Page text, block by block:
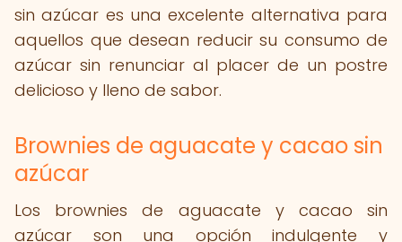
sin azúcar es una excelente alternativa para
aquellos que desean reducir su consumo de
azúcar sin renunciar al placer de un postre
delicioso y lleno de sabor.
Brownies de aguacate y cacao sin
azúcar
Los brownies de aguacate y cacao sin
azúcar son una opción indulgente y